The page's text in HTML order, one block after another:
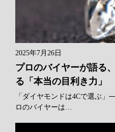
2025年7月26日
プロのバイヤーが語る
る「本当の目利き力」
「ダイヤモンドは4Cで選ぶ
ロのバイヤーは…